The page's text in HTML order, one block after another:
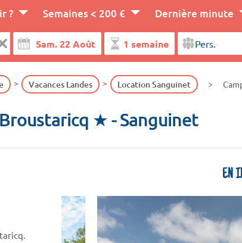
? Semaines < 200 € Dernière minute
Vacances Landes Location Sanguinet
★- Sanguinet
EN